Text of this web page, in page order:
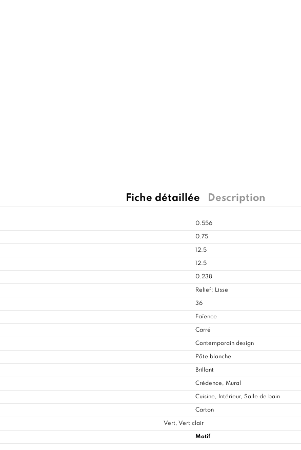
Fiche détaillée Description
0.556
0.75
12.5
12.5
0.238
Relief; Lisse
36
Faïence
Carré
Contemporain design
Pâte blanche
Brillant
Crédence, Mural
Cuisine, Intérieur, Salle de bain
Carton
Vert, Vert clair
Motif